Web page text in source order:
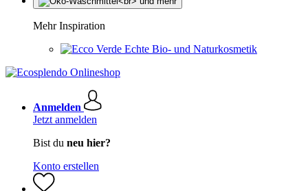
Mehr Inspiration
Echte Bio- und Naturkosmetik
Anmelden
Jetzt anmelden
Bist du neu hier?
Konto erstellen